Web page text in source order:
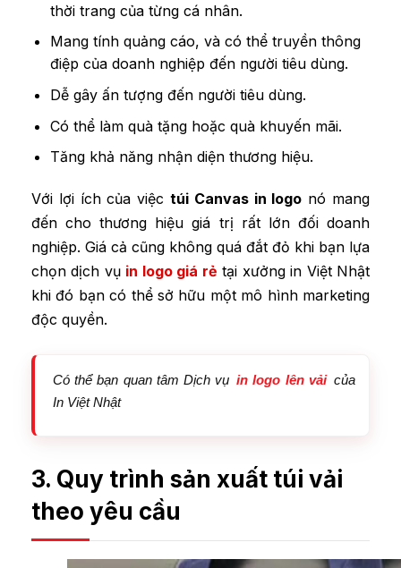
thời trang của từng cá nhân.
Mang tính quảng cáo, và có thể truyền thông
điệp của doanh nghiệp đến người tiêu dùng.
Dễ gây ấn tượng đến người tiêu dùng.
Có thể làm quà tặng hoặc quà khuyến mãi.
Tăng khả năng nhận diện thương hiệu.
Với lợi ích của việc túi Canvas in logo nó mang
đến cho thương hiệu giá trị rất lớn đối doanh
nghiệp. Giá cả cũng không quá đắt đỏ khi bạn lựa
chọn dịch vụ in logo giá rẻ tại xưởng in Việt Nhật
khi đó bạn có thể sở hữu một mô hình marketing
độc quyền.
Có thể bạn quan tâm Dịch vụ in logo lên vải của
In Việt Nhật
3. Quy trình sản xuất túi vải
theo yêu cầu